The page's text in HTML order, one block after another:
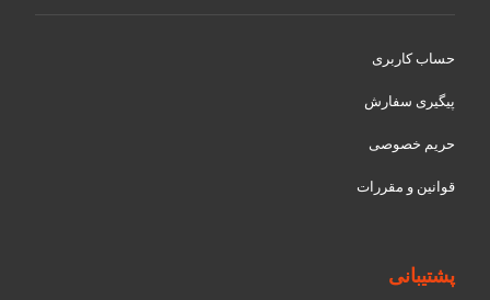
حساب کاربری
پیگیری سفارش
حریم خصوصی
قوانین و مقررات
پشتیبانی